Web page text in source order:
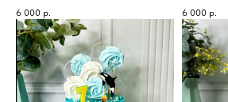
6 000 р. 6 000 р.